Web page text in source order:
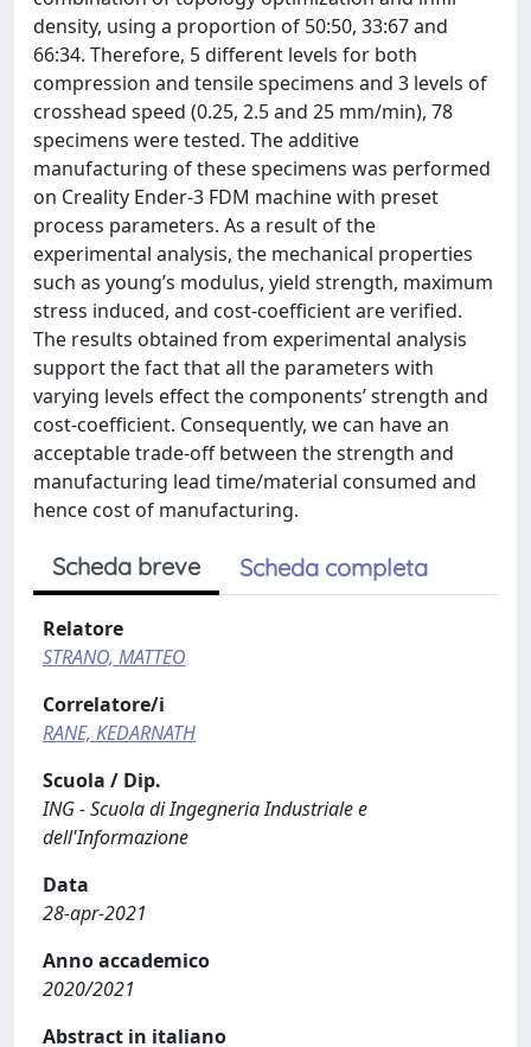
density, using a proportion of 50:50, 33:67 and
66:34. Therefore, 5 different levels for both
compression and tensile specimens and 3 levels of
crosshead speed (0.25, 2.5 and 25 mm/min), 78
specimens were tested. The additive
manufacturing of these specimens was performed
on Creality Ender-3 FDM machine with preset
process parameters. As a result of the
experimental analysis, the mechanical properties
such as young’s modulus, yield strength, maximum
stress induced, and cost-coefficient are verified.
The results obtained from experimental analysis
support the fact that all the parameters with
varying levels effect the components’ strength and
cost-coefficient. Consequently, we can have an
acceptable trade-off between the strength and
manufacturing lead time/material consumed and
hence cost of manufacturing.
Scheda breve Scheda completa
Relatore
STRANO, MATTEO
Correlatore/i
RANE, KEDARNATH
Scuola / Dip.
ING - Scuola di Ingegneria Industriale e
dell'Informazione
Data
28-apr-2021
Anno accademico
2020/2021
Abstract in italiano